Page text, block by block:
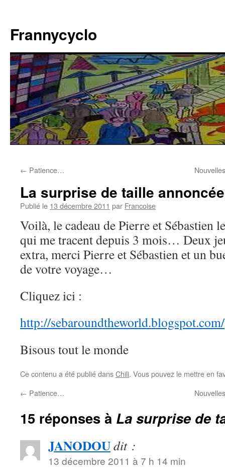
contenu
Frannycyclo
← Patience…
La surprise de taille
Publié le 13 décembre 2011 par Francoise
Voilà, le cadeau de Pierre et Sébastien
qui me tracent depuis 3 mois… Deux
extra, merci Pierre et Sébastien et un
de votre voyage…
Cliquez ici :
http://sebaroundtheworld.blogspot.com/
Bisous tout le monde
Ce contenu a été publié dansChili. Vous pouvez le mettre en
← Patience…
15 réponses à La surprise de
JANODOUdit :
13 décembre 2011 à 7 h 14 min